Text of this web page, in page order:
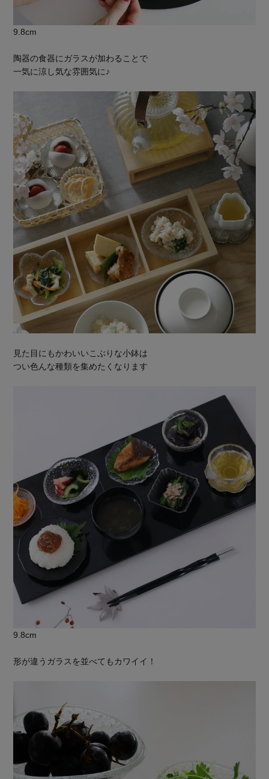
9.8cm
陶器の食器にガラスが加わることで
一気に涼し気な雰囲気に♪
見た目にもかわいいこぶりな小鉢は
つい色んな種類を集めたくなります
9.8cm
形が違うガラスを並べてもカワイイ！